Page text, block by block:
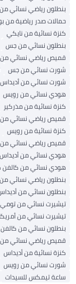
بنطلون رياضي نسائي
حمالات صدر رياضية من
كنزة نسائية من نايكي
بنطلون نسائي من جس
قميص رياضي نسائي من
شورت نسائي من جس
شورت نسائي من أديداس
هودي نسائي من رويس
كنزة نسائية من مذركير
قميص رياضي نسائي من
كنزة نسائية من رويس
قميص رياضي نسائي من
هودي نسائي من أديداس
هودي نسائي من كالفن
بنطلون رياضي نسائي
بنطلون نسائي من
تيشيرت نسائي من
تيشيرت نسائي من
بنطلون نسائي من
قميص رياضي نسائي من
كنزة نسائية من أديداس
شورت نسائي من رويس
ساعة تيمكس للسيدات